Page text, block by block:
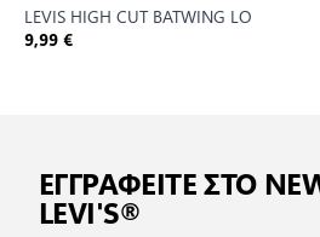
LEVIS HIGH CUT BATWING LO
9,99 €
ΕΓΓΡΑΦΕΙΤΕ ΣΤΟ
LEVI'S®